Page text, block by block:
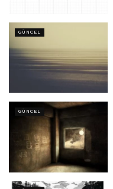
GÜNCEL
GÜNCEL